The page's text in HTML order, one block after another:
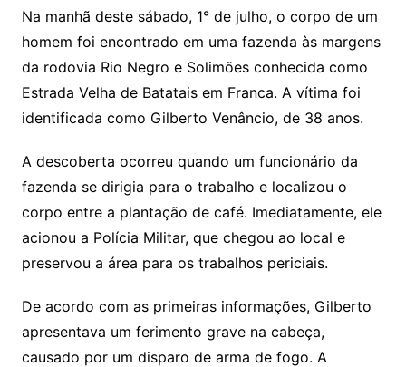
Na manhã deste sábado, 1° de julho, o corpo de um
homem foi encontrado em uma fazenda às margens
da rodovia Rio Negro e Solimões conhecida como
Estrada Velha de Batatais em Franca. A vítima foi
identificada como Gilberto Venâncio, de 38 anos.
A descoberta ocorreu quando um funcionário da
fazenda se dirigia para o trabalho e localizou o
corpo entre a plantação de café. Imediatamente, ele
acionou a Polícia Militar, que chegou ao local e
preservou a área para os trabalhos periciais.
De acordo com as primeiras informações, Gilberto
apresentava um ferimento grave na cabeça,
causado por um disparo de arma de fogo. A